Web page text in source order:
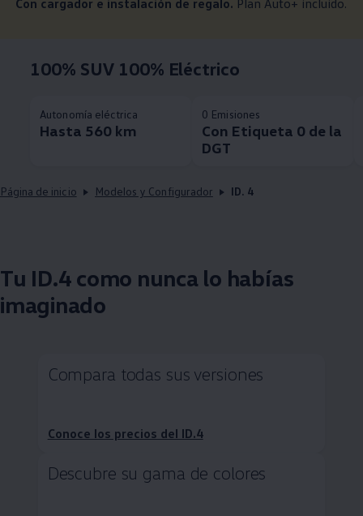
Con cargador e instalación de regalo. Plan Auto+ incluido.
100% SUV 100% Eléctrico
Autonomía eléctrica
Hasta 560 km
0 Emisiones
Con Etiqueta 0 de la
DGT
Página de inicio Modelos y Configurador ID. 4
Tu ID.4 como nunca lo habías
imaginado
Compara todas sus versiones
Conoce los precios del ID.4
Descubre su gama de colores